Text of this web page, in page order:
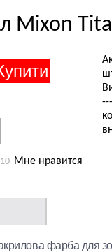
Mixon
10 Мне нравится
фарба для